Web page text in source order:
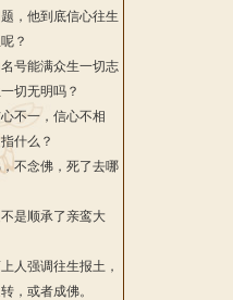
，他到底信心往生
？
号能满众生一切志
切无明吗？
不一，信心不相
什么？
不念佛，死了去哪
是顺承了亲鸾大
人强调往生报土，
，或者成佛。